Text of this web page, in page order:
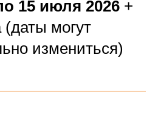
15 июля 2026+
(даты могут
измениться)